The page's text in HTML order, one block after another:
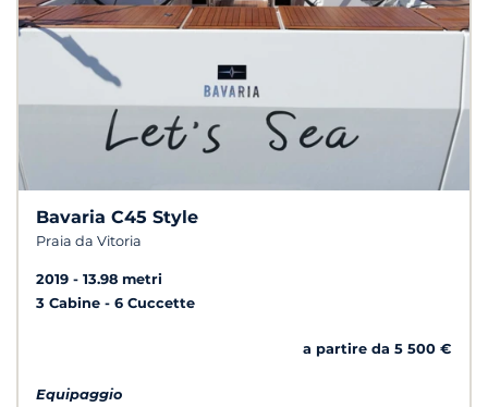
Bavaria C45 Style
Praia da Vitoria
2019
13.98 metri
3 Cabine
6 Cuccette
a partire da 5 500 €
Equipaggio